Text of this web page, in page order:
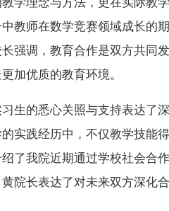
教师在数学竞赛领域成长的
强调，教育合作是双方共同
加优质的教育环境。
生的悉心关照与支持表达了
实践经历中，不仅教学技能
了我院近期通过学校社会合
院长表达了对未来双方深化